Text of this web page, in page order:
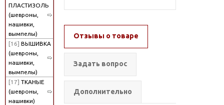
ПЛАСТИЗОЛЬ
(шевроны,
нашивки,
вымпелы)
[16] ВЫШИВКА
(шевроны,
нашивки,
вымпелы)
[17] ТКАНЫЕ
(шевроны,
нашивки)
Отзывы о товаре
Задать вопрос
Дополнительно